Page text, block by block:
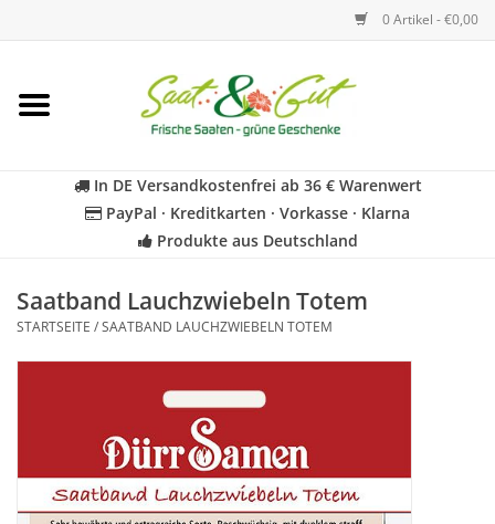
0 Artikel - €0,00
Startseite
Kräuter
Geschenkideen
In DE Versandkostenfrei ab 36 € Warenwert
PayPal · Kreditkarten · Vorkasse · Klarna
Produkte aus Deutschland
Saatband Lauchzwiebeln Totem
STARTSEITE /SAATBAND LAUCHZWIEBELN TOTEM